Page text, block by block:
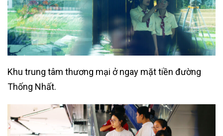
Khu trung tâm thương mại ở ngay mặt tiền đường
Thống Nhất.